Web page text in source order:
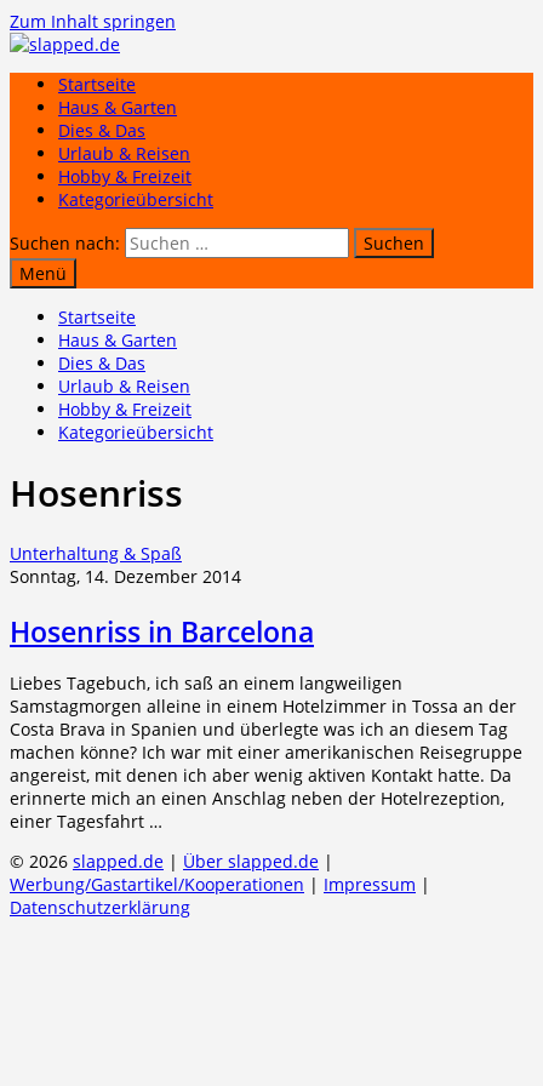
Zum Inhalt springen
Startseite
Haus & Garten
Dies & Das
Urlaub & Reisen
Hobby & Freizeit
Kategorieübersicht
Suchen nach:
Menü
Startseite
Haus & Garten
Dies & Das
Urlaub & Reisen
Hobby & Freizeit
Kategorieübersicht
Hosenriss
Unterhaltung & Spaß
Sonntag, 14. Dezember 2014
Hosenriss in Barcelona
Liebes Tagebuch, ich saß an einem langweiligen
Samstagmorgen alleine in einem Hotelzimmer in Tossa an der
Costa Brava in Spanien und überlegte was ich an diesem Tag
machen könne? Ich war mit einer amerikanischen Reisegruppe
angereist, mit denen ich aber wenig aktiven Kontakt hatte. Da
erinnerte mich an einen Anschlag neben der Hotelrezeption,
einer Tagesfahrt …
© 2026 slapped.de | Über slapped.de |
Werbung/Gastartikel/Kooperationen | Impressum |
Datenschutzerklärung